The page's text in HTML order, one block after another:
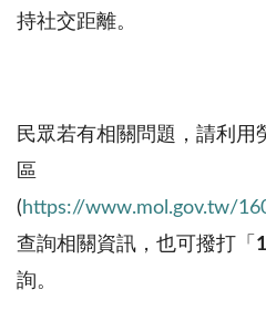
持社交距離。
民眾若有相關問題，請利用
區
( https://www.mol.gov.tw/
查詢相關資訊，也可撥打「
詢。